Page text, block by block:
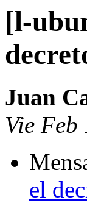
[l-
Juan
Vie
el